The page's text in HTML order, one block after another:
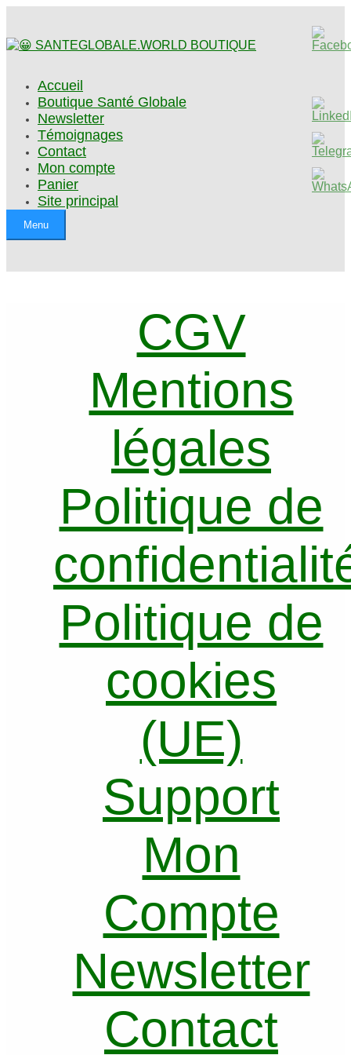
Accueil
Boutique Santé Globale
Newsletter
Témoignages
Contact
Mon compte
Panier
Site principal
Menu
CGV
Mentions
légales
Politique de
Politique de
cookies
(UE)
Support
Mon
Compte
Newsletter
Contact